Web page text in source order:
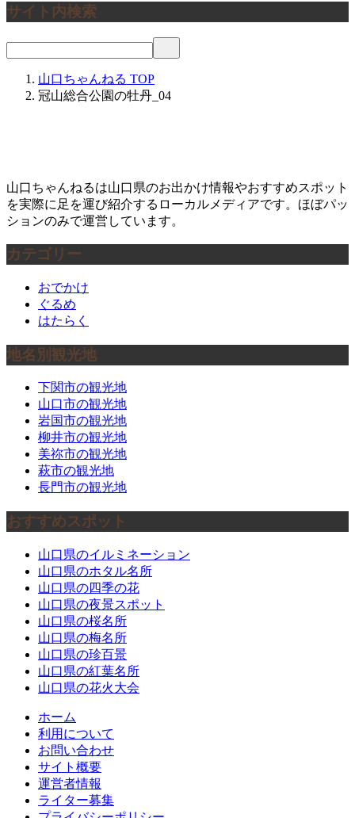
サイト内検索
山口ちゃんねる TOP
冠山総合公園の牡丹_04
山口ちゃんねるは山口県のお出かけ情報やおすすめスポット
を実際に足を運び紹介するローカルメディアです。ほぼパッ
ションのみで運営しています。
カテゴリー
おでかけ
ぐるめ
はたらく
地名別観光地
下関市の観光地
山口市の観光地
岩国市の観光地
柳井市の観光地
美祢市の観光地
萩市の観光地
長門市の観光地
おすすめスポット
山口県のイルミネーション
山口県のホタル名所
山口県の四季の花
山口県の夜景スポット
山口県の桜名所
山口県の梅名所
山口県の珍百景
山口県の紅葉名所
山口県の花火大会
ホーム
利用について
お問い合わせ
サイト概要
運営者情報
ライター募集